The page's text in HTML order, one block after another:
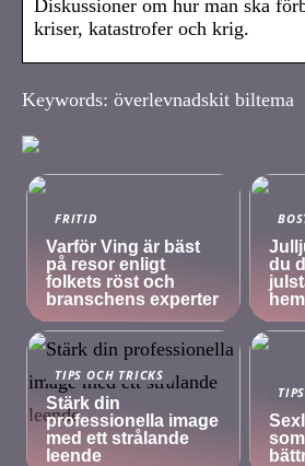
Diskussioner om hur man ska
kriser, katastrofer och krig.
Keywords: överlevnadskit biltema
FRITID
Varför Ving är bäst
på resor enligt
folkets röst och
branschens experter
du
hem
TIPS OCH TRICKS
Stärk din
professionella image
med ett strålande
leende